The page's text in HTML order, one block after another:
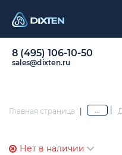
8 (495) 106-10-50
sales@dixten.ru
Главная страница | ...
Нет в наличии